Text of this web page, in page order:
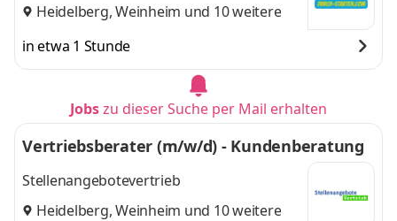
Heidelberg,Weinheim und 10 weitere
in etwa 1 Stunde
Jobszu dieser Suche per Mail erhalten
Vertriebsberater (m/w/d) - Kundenberatung
Stellenangebotevertrieb
Heidelberg,Weinheim und 10 weitere